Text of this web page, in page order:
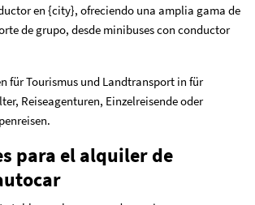
en {city}, ofreciendo una amplia gama de
de grupo, desde minibuses con conductor
für Tourismus und Landtransport in für
Reiseagenturen, Einzelreisende oder
para el alquiler de